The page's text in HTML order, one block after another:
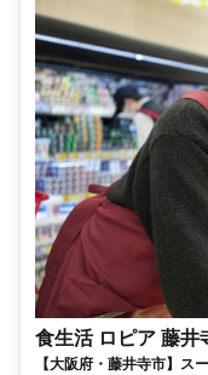
食生活 ロピア 藤井
【大阪府・藤井寺市】ス